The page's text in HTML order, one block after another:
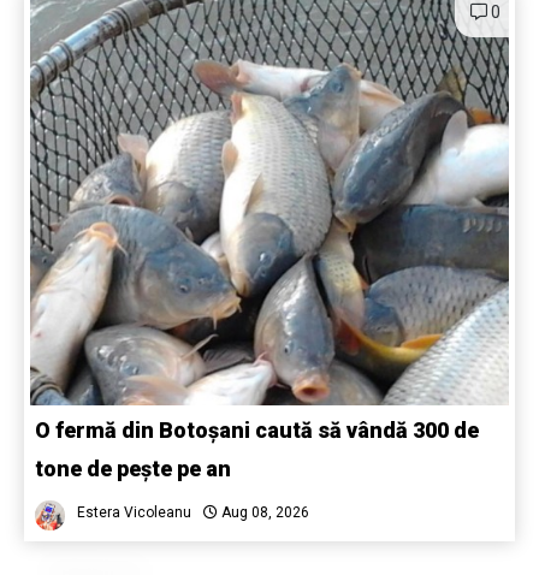
0
O fermă din Botoșani caută să vândă 300 de
tone de pește pe an
Estera Vicoleanu Aug 08, 2026